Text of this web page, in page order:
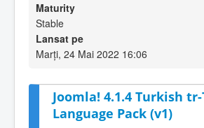
Maturity
Stable
Lansat pe
Marți, 24 Mai 2022 16:06
Joomla! 4.1.4 Turkish tr-
Language Pack (v1)